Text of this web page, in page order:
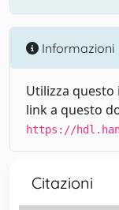
Informazioni
Utilizza
link a questo
https://
Citazioni